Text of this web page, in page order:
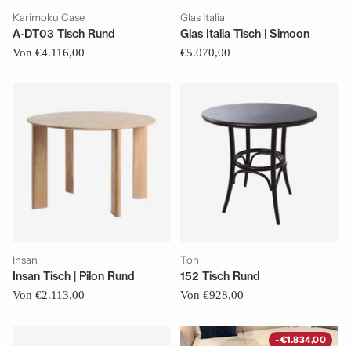
Karimoku Case
A-DT03 Tisch Rund
Von €4.116,00
Glas Italia
Glas Italia Tisch | Simoon
€5.070,00
Insan
Insan Tisch | Pilon Rund
Von €2.113,00
Ton
152 Tisch Rund
Von €928,00
-€1.834,00